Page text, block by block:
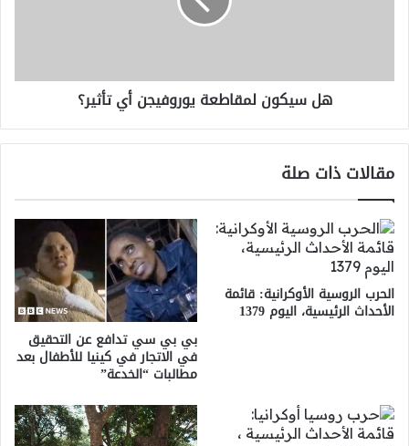
هل سيكون لمقاطعة يوروفيجن أي تأثير؟
مقالات ذات صلة
الحرب الروسية الأوكرانية: قائمة
الأحداث الرئيسية، اليوم 1379
بي بي سي تدافع عن التحقيق
في الاتجار في كينيا للأطفال بعد
مطالبات “الخدعة”